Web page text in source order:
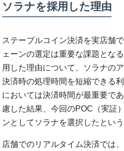
ソラナを採用した理由
ステーブルコイン決済を実店舗
ェーンの選定は重要な課題とな
用した理由について、ソラナの
決済時の処理時間を短縮できる
においては決済時間が最重要で
慮した結果、今回のPOC（実証
ンとしてソラナを選択したという
店舗でのリアルタイム決済では